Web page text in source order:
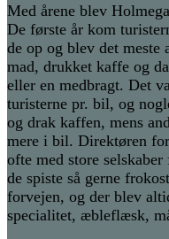
Med årene blev
De første år kom
de op og blev det meste
mad, drukket kaffe og
eller en medbragt. Det
turisterne pr. bil, og
og drak kaffen, mens
mere i bil. Direktøren
ofte med store
de spiste så gerne
forvejen, og der blev
specialitet, æbleflæsk,